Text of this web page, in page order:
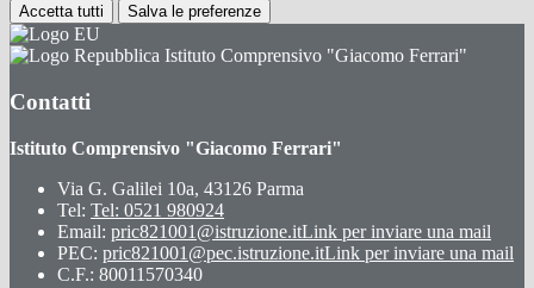
Accetta tutti Salva le preferenze
Istituto Comprensivo "Giacomo Ferrari"
Contatti
Istituto Comprensivo "Giacomo Ferrari"
Via G. Galilei 10a, 43126 Parma
Tel: Tel: 0521 980924
Email: pric821001@istruzione.itLink per inviare una mail
PEC: pric821001@pec.istruzione.itLink per inviare una mail
C.F.: 80011570340